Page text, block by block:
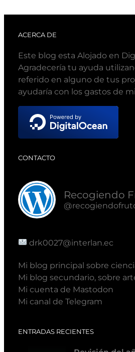
ACERCA DE
Este blog esta Alojado en
Agradecería tu ayuda
referido en alguno de tus
ayudaría con los gastos de
CONTACTO
Recogiendo
drk0027@interlan.ec
Mi blog principal sobre
Mi blog secundario, sobre
Mi cuenta de Mastodon
Mi canal de Telegram
ENTRADAS RECIENTES